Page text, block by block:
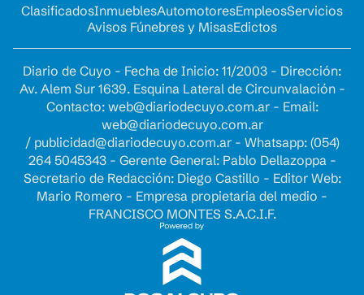
ClasificadosInmueblesAutomotoresEmpleosServicios
Avisos Fúnebres y MisasEdictos
Diario de Cuyo - Fecha de Inicio: 11/2003 - Dirección:
Av. Alem Sur 1639. Esquina Lateral de Circunvalación -
Contacto: web@diariodecuyo.com.ar- Email:
web@diariodecuyo.com.ar
/ publicidad@diariodecuyo.com.ar- Whatsapp: (054)
264 5045343 - Gerente General: Pablo Dellazoppa -
Secretario de Redacción: Diego Castillo - Editor Web:
Mario Romero - Empresa propietaria del medio -
FRANCISCO MONTES S.A.C.I.F.